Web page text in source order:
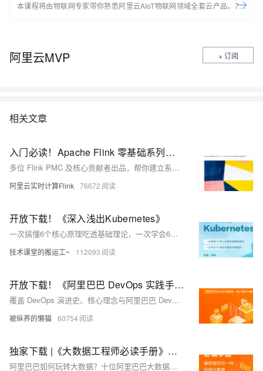
本课程将由物联网专家带你熟悉阿里云AIoT物联网领域全套云产品，7天
https://linkwan.console.aliyun.com/service-open
阿里云MVP + 订阅
相关文章
入门必读！Apache Flink 零基础系列教程，30 天成长为 Flink 大神！
多位 Flink PMC 及核心贡献者出品，帮你建立系统框架体系，最详细的免费教程，Flink 入门必读经典！越早学习，越能抓住时代先机。
阿里云实时计算Flink 76672
开放下载！《深入浅出Kubernetes》
一次搞懂6个核心原理吃透基础理论，一次学会6个典型问题的华丽操作
技术课堂的搬运工~ 112093
开放下载！《阿里巴巴 DevOps 实践手册》
覆盖 DevOps 演进史、核心理念与阿里巴巴 DevOps 最佳实践的全方位解析手册，揭开阿里巴巴高效研发的秘密！
被纵养的懒猫 60754
独家下载 |《大数据工程师必读手册》揭秘阿里如何玩转大数据
阿里巴巴如何玩转大数据？十位阿里巴巴大数据专家深度分析 ，飞天大数据平台八款产品最新玩法，2019不容错过的大数据手册——《大数据工程师必读手册》现在可以免费下载阅读啦，赶紧先睹为快吧。